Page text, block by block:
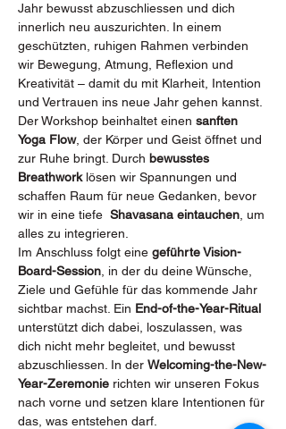
Jahr bewusst abzuschliessen und dich
innerlich neu auszurichten. In einem
geschützten, ruhigen Rahmen verbinden
wir Bewegung, Atmung, Reflexion und
Kreativität – damit du mit Klarheit, Intention
und Vertrauen ins neue Jahr gehen kannst.
Der Workshop beinhaltet einen sanften
Yoga Flow, der Körper und Geist öffnet und
zur Ruhe bringt. Durch bewusstes
Breathwork lösen wir Spannungen und
schaffen Raum für neue Gedanken, bevor
wir in eine tiefe Shavasana eintauchen , um
alles zu integrieren.
Im Anschluss folgt eine geführte Vision-
Board-Session , in der du deine Wünsche,
Ziele und Gefühle für das kommende Jahr
sichtbar machst. Ein End-of-the-Year-Ritual
unterstützt dich dabei, loszulassen, was
dich nicht mehr begleitet, und bewusst
abzuschliessen. In der Welcoming-the-New-
Year-Zeremonie richten wir unseren Fokus
nach vorne und setzen klare Intentionen für
das, was entstehen darf.